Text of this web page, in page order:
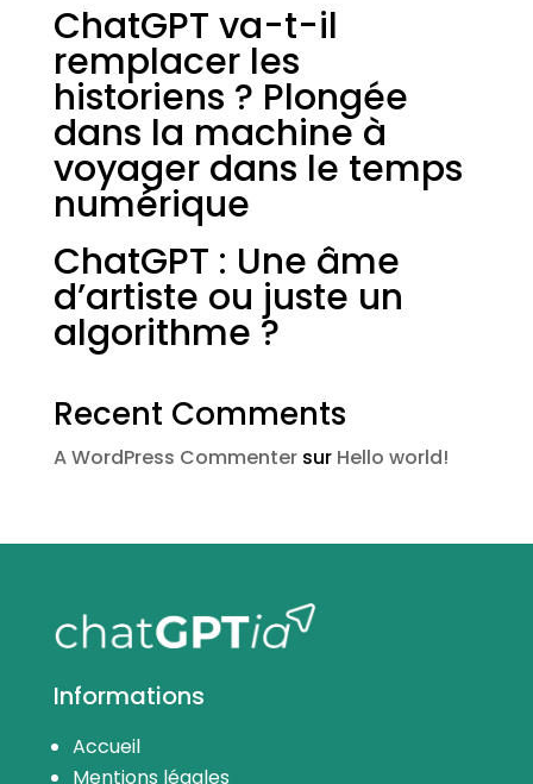
ChatGPT va-t-il
remplacer les
historiens ? Plongée
dans la machine à
voyager dans le temps
numérique
ChatGPT : Une âme
d’artiste ou juste un
algorithme ?
Recent Comments
A WordPress Commentersur Hello world!
Informations
Accueil
Mentions légales